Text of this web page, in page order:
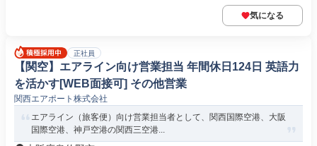
気になる
正社員
【関空】エアライン向け営業担当 年間休日124日 英語力
を活かす[WEB面接可] その他営業
関西エアポート株式会社
エアライン（旅客便）向け営業担当者として、関西国際空港、大阪
国際空港、神戸空港の関西三空港...